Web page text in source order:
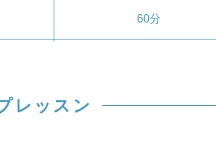
60分
レッスン